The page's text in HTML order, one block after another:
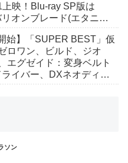
映！Blu-ray SP版は
リオンブレード(エタニテ
き！
始】「SUPER BEST」仮
ロワン、ビルド、ジオ
エグゼイド：変身ベルト
イバー、DXネオディケ
ソン